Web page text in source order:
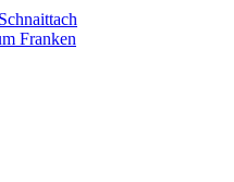
Franken